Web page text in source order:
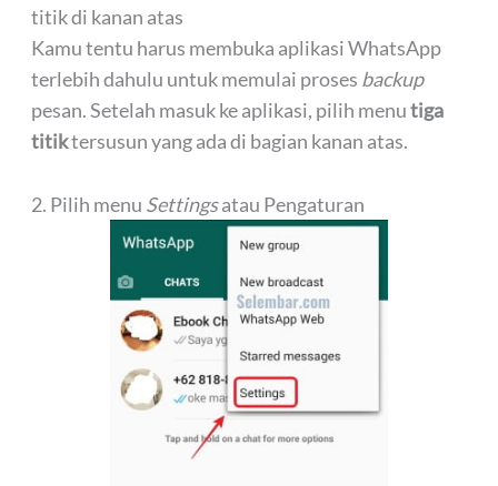
titik di kanan atas
Kamu tentu harus membuka aplikasi WhatsApp
terlebih dahulu untuk memulai proses backup
pesan. Setelah masuk ke aplikasi, pilih menutiga
titiktersusun yang ada di bagian kanan atas.
2. Pilih menu Settingsatau Pengaturan